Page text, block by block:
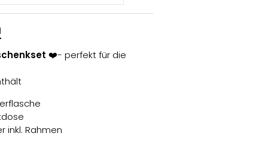
❤️- perfekt für die
inkl. Rahmen